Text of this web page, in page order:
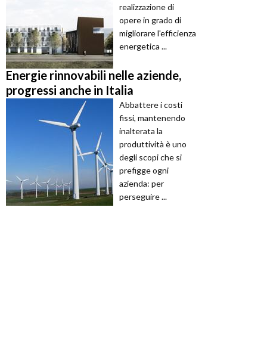
realizzazione di
opere in grado di
migliorare l'efficienza
energetica ...
Energie rinnovabili nelle aziende,
progressi anche in Italia
Abbattere i costi
fissi, mantenendo
inalterata la
produttività è uno
degli scopi che si
prefigge ogni
azienda: per
perseguire ...